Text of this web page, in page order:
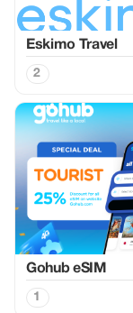
Eskimo Travel
2
Gohub eSIM
1